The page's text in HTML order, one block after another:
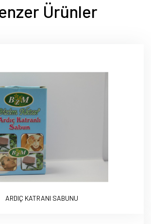
Ürünler
ARDIÇ KATRANI SABUNU